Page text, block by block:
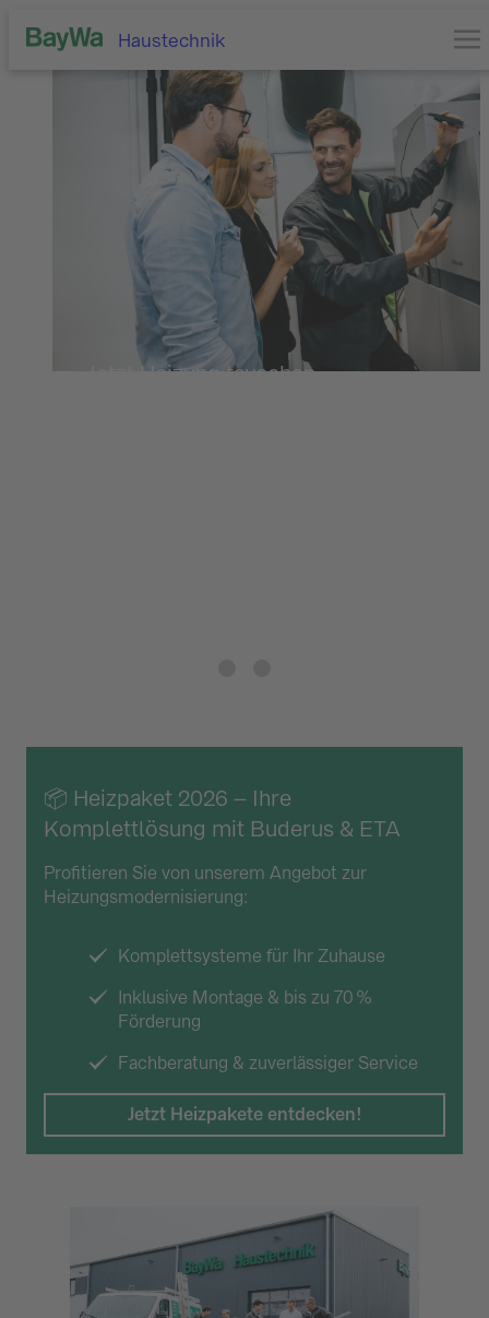
Haustechnik
Jetzt Heizung tauschen
📦 Heizpaket 2026 – Ihre
Komplettlösung mit Buderus & ETA
Profitieren Sie von unserem Angebot zur
Heizungsmodernisierung:
Komplettsysteme für Ihr Zuhause
Inklusive Montage & bis zu 70 %
Förderung
Fachberatung & zuverlässiger Service
Jetzt Heizpakete entdecken!